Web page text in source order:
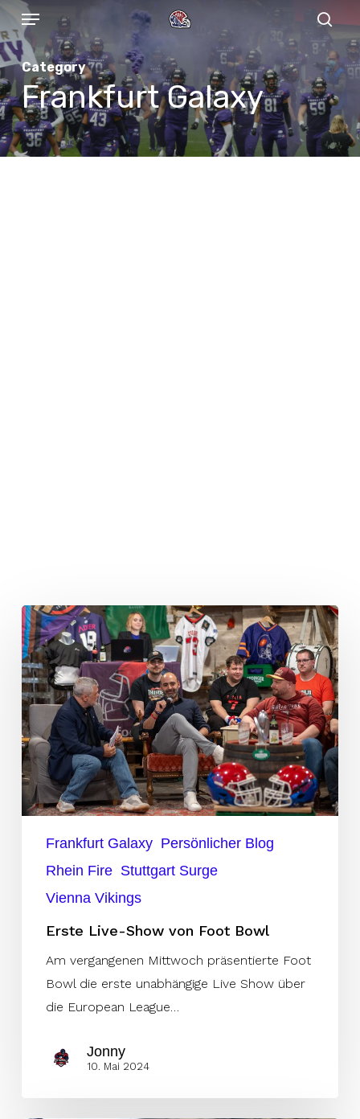
Skip
to
main
content
Menu
Category
Frankfurt Galaxy
Erste
Live-
Show
von
Foot
Bowl
Frankfurt Galaxy Persönlicher Blog
Rhein Fire Stuttgart Surge
Vienna Vikings
Erste Live-Show von Foot Bowl
Am vergangenen Mittwoch präsentierte Foot
Bowl die erste unabhängige Live Show über
die European League…
Jonny
10. Mai 2024